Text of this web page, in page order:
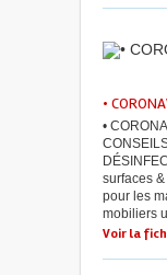
•
•
surfaces
pour les
mobiliers
Voir la